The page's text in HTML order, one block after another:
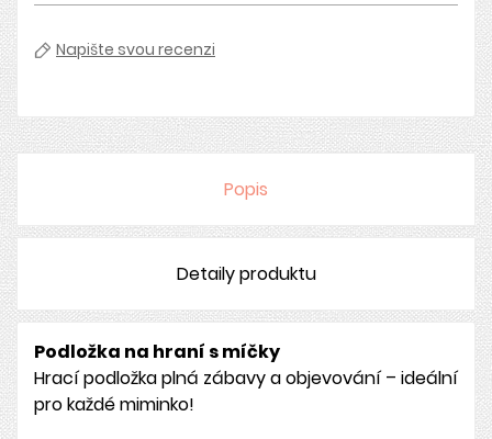
Napište svou recenzi
Popis
Detaily produktu
Podložka na hraní s míčky
Hrací podložka plná zábavy a objevování – ideální
pro každé miminko!